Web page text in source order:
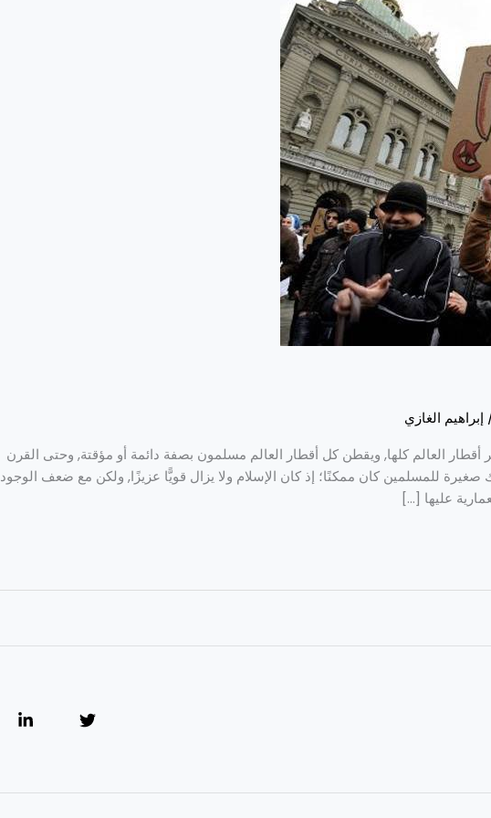
إبراهيم الغازي
أقطار العالم كلها, ويقطن كل أقطار العالم مسلمون بصفة دائمة أو مؤقتة, وحتى القرن
صغيرة للمسلمين كان ممكنًا؛ إذ كان الإسلام ولا يزال قويًّا عزيزًا, ولكن مع ضعف الوجود
عليها […]